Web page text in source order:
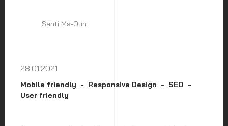
Santi Ma-Oun
28.01.2021
Mobile friendly Responsive Design
SEO
User friendly